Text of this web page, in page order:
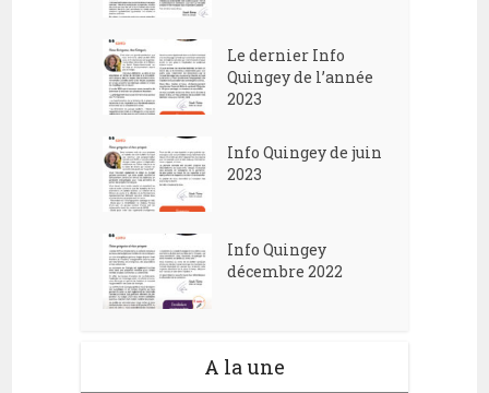
Le dernier Info
Quingey de l’année
2023
Info Quingey de juin
2023
Info Quingey
décembre 2022
A la une